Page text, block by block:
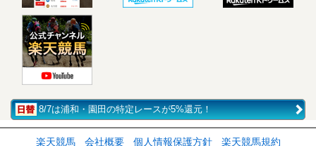
8/7は浦和・園田の特定レースが5%還元！
楽天競馬 会社概要 個人情報保護方針 楽天競馬規約